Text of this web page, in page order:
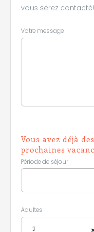
vous serez contacté!
Votre message
Vous avez déjà
prochaines
Période de séjour
Adultes
2